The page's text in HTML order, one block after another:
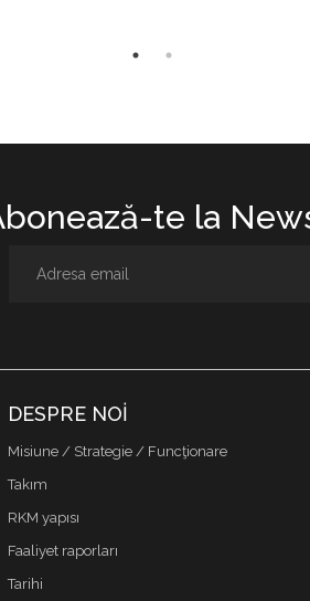
te la
DESPRE NOI
Misiune / Strategie / Funcţionare
Takım
RKM yapısı
Faaliyet raporları
Tarihi